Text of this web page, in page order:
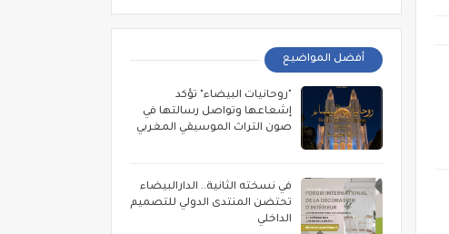
أفضل المواضيع
"روحانيات البيضاء" تؤكد
إشعاعها وتواصل رسالتها في
صون التراث الموسيقي المغربي
في نسخته الثانية.. الدارالبيضاء
تحتضن المنتدى الدولي للتصميم
الداخلي